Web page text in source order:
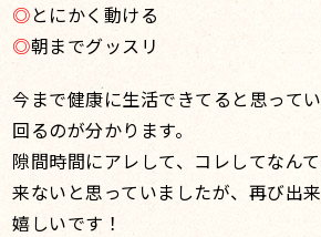
◎とにかく動ける
◎朝までグッスリ
今まで健康に生活できてると思って
回るのが分かります。
隙間時間にアレして、コレしてなん
来ないと思っていましたが、再び出来
嬉しいです！